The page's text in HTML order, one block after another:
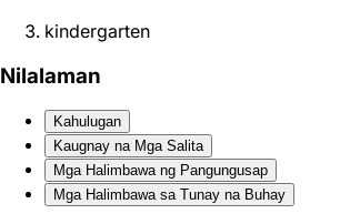
kindergarten
Nilalaman
Kahulugan
Kaugnay na Mga Salita
Mga Halimbawa ng Pangungusap
Mga Halimbawa sa Tunay na Buhay